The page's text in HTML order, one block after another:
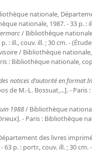
nationale,
nationale, 1987. - 33 p. :
/ Bibliothèque
: ill., couv. ill. ; 30 cm. -
e / Bibliothèque
: Bibliothèque nationale,
notices d'autorité en format
M.-L. Bossuat,...]. - Paris
1988/ Bibliothèque
- Paris : Bibliothèque
des livres
p. : portr., couv. ill. ; 30